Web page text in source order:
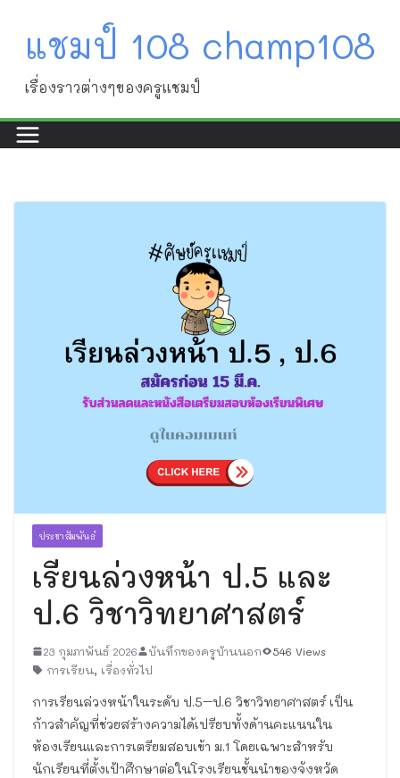
contentแชมป์ 108 champ108
เรื่องราวต่างๆของครูแชมป์
ประชาสัมพันธ์
เรียนล่วงหน้า ป.5 และ
ป.6 วิชาวิทยาศาสตร์
23 กุมภาพันธ์ 2026 บันทึกของครูบ้านนอก
546 Views
การเรียน, เรื่องทั่วไป
การเรียนล่วงหน้าในระดับ ป.5–ป.6 วิชาวิทยาศาสตร์ เป็น
ก้าวสำคัญที่ช่วยสร้างความได้เปรียบทั้งด้านคะแนนใน
ห้องเรียนและการเตรียมสอบเข้า ม.1 โดยเฉพาะสำหรับ
นักเรียนที่ตั้งเป้าศึกษาต่อในโรงเรียนชั้นนำของจังหวัด